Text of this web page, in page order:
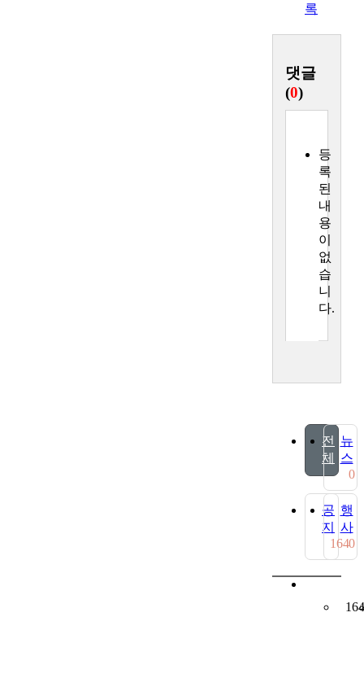
록
댓글
(0)
등
록
된
내
용
이
없
습
니
다.
전
체
뉴
스
0
공
지
164
행
사
0
164